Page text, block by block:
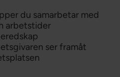
du samarbetar med
arbetstider
ser framåt